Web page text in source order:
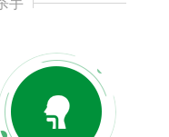
手